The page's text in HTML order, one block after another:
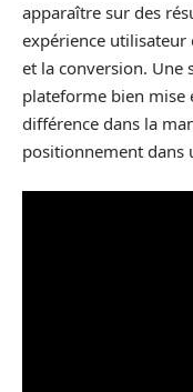
apparaître sur des
expérience utilisateur
et la conversion. Une
plateforme bien
différence dans la
positionnement dans